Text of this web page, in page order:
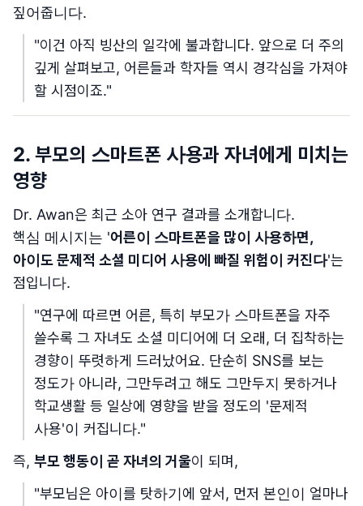
짚어줍니다.
"이건 아직 빙산의 일각에 불과합니다. 앞으로 더 주의
깊게 살펴보고, 어른들과 학자들 역시 경각심을 가져야
할 시점이죠."
2. 부모의 스마트폰 사용과 자녀에게 미치는
영향
Dr. Awan은 최근 소아 연구 결과를 소개합니다.
핵심 메시지는 '어른이 스마트폰을 많이 사용하면,
아이도 문제적 소셜 미디어 사용에 빠질 위험이 커진다'는
점입니다.
"연구에 따르면 어른, 특히 부모가 스마트폰을 자주
쓸수록 그 자녀도 소셜 미디어에 더 오래, 더 집착하는
경향이 뚜렷하게 드러났어요. 단순히 SNS를 보는
정도가 아니라, 그만두려고 해도 그만두지 못하거나
학교생활 등 일상에 영향을 받을 정도의 '문제적
사용'이 커집니다."
즉, 부모 행동이 곧 자녀의 거울이 되며,
"부모님은 아이를 탓하기에 앞서, 먼저 본인이 얼마나